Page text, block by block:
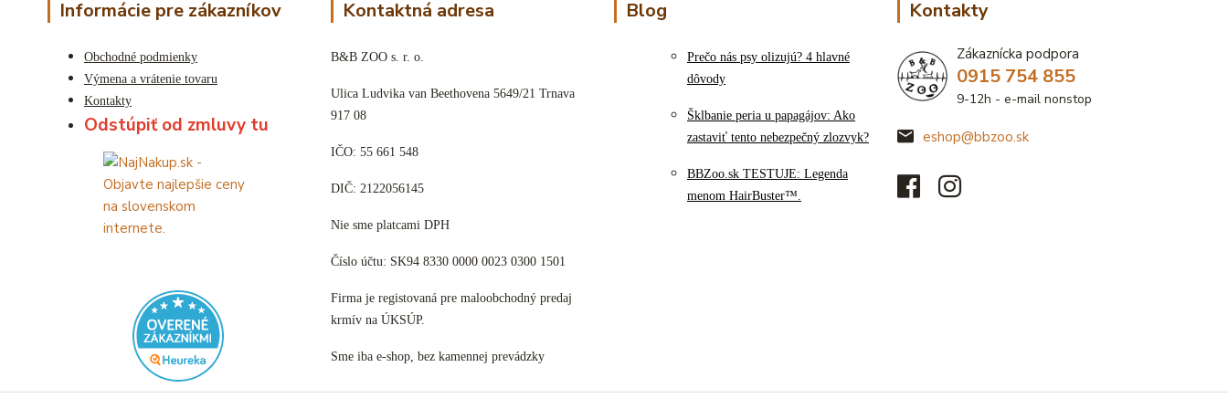
Informácie pre zákazníkov
Obchodné podmienky
Výmena a vrátenie tovaru
Kontakty
Odstúpiť od zmluvy tu
Kontaktná adresa
B&B ZOO s. r. o.
Ulica Ludvika van Beethovena 5649/21 Trnava
917 08
IČO: 55 661 548
DIČ: 2122056145
Nie sme platcami DPH
Číslo účtu: SK94 8330 0000 0023 0300 1501
Firma je registovaná pre maloobchodný predaj
krmív na ÚKSÚP.
Sme iba e-shop, bez kamennej prevádzky
Blog
Prečo nás psy olizujú? 4 hlavné
dôvody
Šklbanie peria u papagájov: Ako
zastaviť tento nebezpečný zlozvyk?
BBZoo.sk TESTUJE: Legenda
menom HairBuster™.
Kontakty
Zákaznícka podpora
0915 754 855
9-12h - e-mail nonstop
eshop@bbzoo.sk